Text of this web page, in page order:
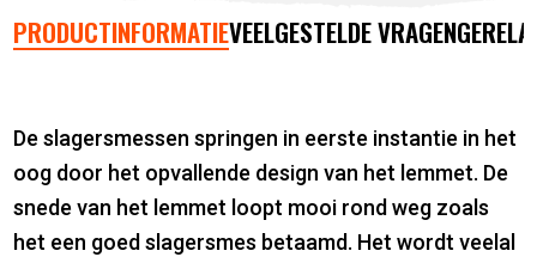
PRODUCTINFORMATIEVEELGESTELDE VRAGEN
De slagersmessen springen in eerste instantie in het
oog door het opvallende design van het lemmet. De
snede van het lemmet loopt mooi rond weg zoals
het een goed slagersmes betaamd. Het wordt veelal